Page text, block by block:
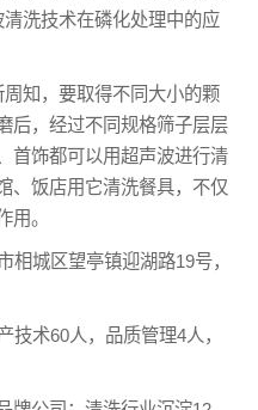
洗技术在磷化处理中的应
知，要取得不同大小的颗
后，经过不同规格筛子层层
首饰都可以用超声波进行清
、饭店用它清洗餐具，不仅
。
相城区望亭镇迎湖路19号，
技术60人，品质管理4人，